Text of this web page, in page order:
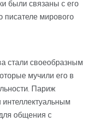
были связаны с его
писателе мирового
стали своеобразным
мучили его в
Париж
интеллектуальным
общения с